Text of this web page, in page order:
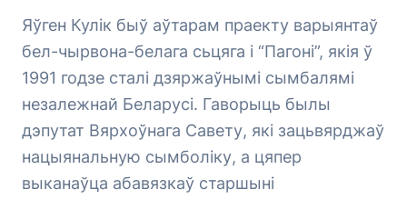
Яўген Кулік быў аўтарам праекту варыянтаў
бел-чырвона-белага сьцяга і “Пагоні”, якія ў
1991 годзе сталі дзяржаўнымі сымбалямі
незалежнай Беларусі. Гаворыць былы
дэпутат Вярхоўнага Савету, які зацьвярджаў
нацыянальную сымболіку, а цяпер
выканаўца абавязкаў старшыні